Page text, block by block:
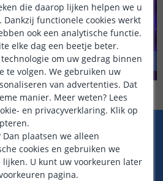
t/m vr
uur
die daarop lijken helpen we u
functionele cookies werkt
ook een analytische functie.
elke dag een beetje beter.
om uw gedrag binnen
te volgen. We gebruiken uw
van advertenties. Dat
manier. Meer weten? Lees
en privacyverklaring. Klik op
Dan plaatsen we alleen
cookies en gebruiken we
U kunt uw voorkeuren later
pagina.